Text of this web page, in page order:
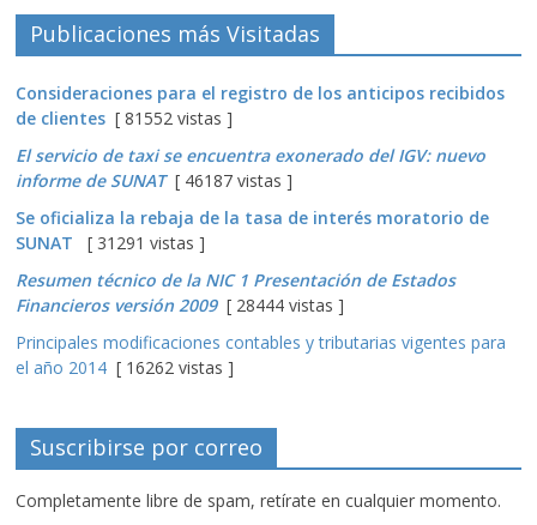
Publicaciones más Visitadas
Consideraciones para el registro de los anticipos recibidos
de clientes [ 81552 vistas ]
El servicio de taxi se encuentra exonerado del IGV: nuevo
informe de SUNAT[ 46187 vistas ]
Se oficializa la rebaja de la tasa de interés moratorio de
SUNAT
[ 31291 vistas ]
Resumen técnico de la NIC 1 Presentación de Estados
Financieros versión 2009[ 28444 vistas ]
Principales modificaciones contables y tributarias vigentes para
el año 2014 [ 16262 vistas ]
Suscribirse por correo
Completamente libre de spam, retírate en cualquier momento.